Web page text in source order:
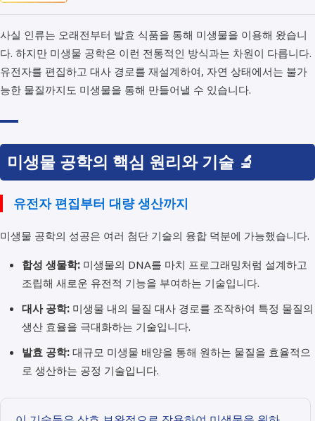
사실 인류는 오래전부터 발효 식품을 통해 미생물을 이용해 왔습니
다. 하지만 미생물 공학은 이런 전통적인 방식과는 차원이 다릅니다.
유전자를 편집하고 대사 경로를 재설계하여, 자연 상태에서는 불가
능한 물질까지도 미생물을 통해 만들어낼 수 있습니다.
미생물 공학의 핵심 원리와 기술 🔬
유전자 편집부터 대량 생산까지
미생물 공학의 성공은 여러 첨단 기술의 융합 덕분에 가능했습니다.
합성 생물학:미생물의 DNA를 마치 프로그래밍처럼 설계하고
조립해 새로운 유전적 기능을 부여하는 기술입니다.
대사 공학:미생물 내의 물질 대사 경로를 조작하여 특정 물질의
생산 효율을 극대화하는 기술입니다.
발효 공학:대규모 미생물 배양을 통해 원하는 물질을 효율적으
로 생산하는 공정 기술입니다.